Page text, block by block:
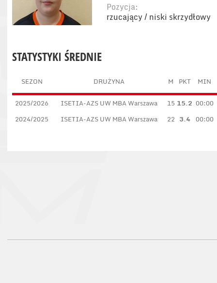
Pozycja:
rzucający / niski skrzydłowy
STATYSTYKI ŚREDNIE
SEZON DRUŻYNA M PKT MIN
2025/2026 ISETIA-AZS UW MBA Warszawa 15 15.2 00:00
2024/2025
ISETIA-AZS UW MBA Warszawa 22 3.4 00:00